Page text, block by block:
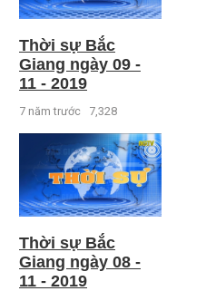
Thời sự Bắc
Giang ngày 09 -
11 - 2019
7 năm trước 7,328
Thời sự Bắc
Giang ngày 08 -
11 - 2019